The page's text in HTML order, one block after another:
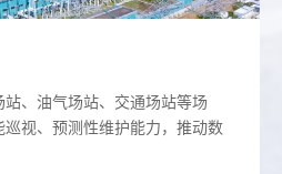
、油气场站、交通场站等场
视、预测性维护能力，推动数